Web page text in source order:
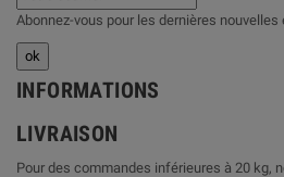
Abonnez-vous pour les dernières nouvelles
INFORMATIONS
LIVRAISON
Pour des commandes inférieures à 20 kg,